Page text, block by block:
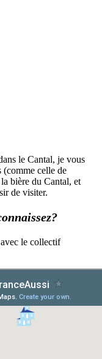
le Cantal, je vous
(comme celle de
bière du Cantal, et
de visiter.
le collectif